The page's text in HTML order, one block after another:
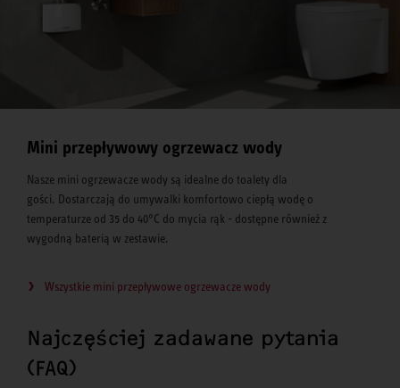
Mini przepływowy ogrzewacz wody
Nasze mini ogrzewacze wody są idealne do toalety dla
gości. Dostarczają do umywalki komfortowo ciepłą wodę o
temperaturze od 35 do 40°C do mycia rąk - dostępne również z
wygodną baterią w zestawie.
Wszystkie mini przepływowe ogrzewacze wody
Najczęściej zadawane pytania
(FAQ)